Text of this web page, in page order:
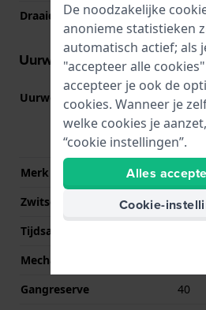
Draaiende bezel
Eén
Uurwerk informatie
Uurwerk nr.
Merk uurwerk
Zwitsers uurwerk
Nee
Tijdsaanduiding
Mechanisme
Gangreserve
40
De noodzakelijke
anonieme statistieken
automatisch actief; als
"accepteer alle
accepteer je ook de
cookies. Wanneer je
welke cookies je
“cookie instellingen”.
Alles
Cookie-